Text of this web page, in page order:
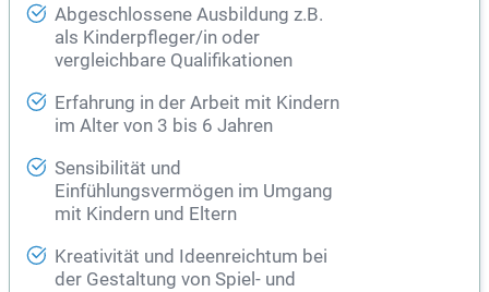
Abgeschlossene Ausbildung z.B.
als Kinderpfleger/in oder
vergleichbare Qualifikationen
Erfahrung in der Arbeit mit Kindern
im Alter von 3 bis 6 Jahren
Sensibilität und
Einfühlungsvermögen im Umgang
mit Kindern und Eltern
Kreativität und Ideenreichtum bei
der Gestaltung von Spiel- und